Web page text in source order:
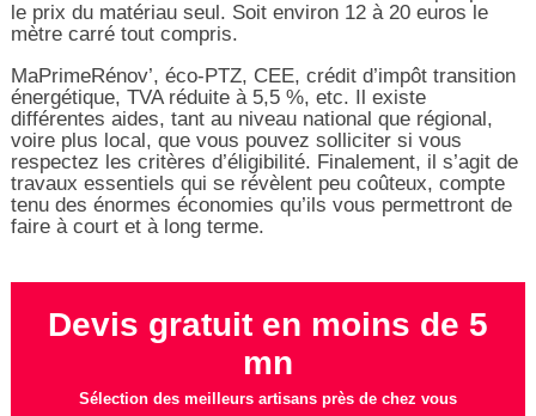
le prix du matériau seul. Soit environ 12 à 20 euros le
mètre carré tout compris.
MaPrimeRénov’, éco-PTZ, CEE, crédit d’impôt transition
énergétique, TVA réduite à 5,5 %, etc. Il existe
différentes aides, tant au niveau national que régional,
voire plus local, que vous pouvez solliciter si vous
respectez les critères d’éligibilité. Finalement, il s’agit de
travaux essentiels qui se révèlent peu coûteux, compte
tenu des énormes économies qu’ils vous permettront de
faire à court et à long terme.
Devis gratuit en moins de 5
mn
Sélection des meilleurs artisans près de chez vous